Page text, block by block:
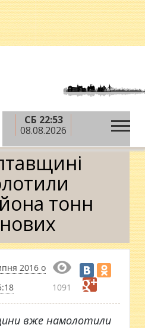
СБ 22:53
08.08.2026
Влада »На Полтавщині
тонн зернових
тонн
2016 о
1091
вже намолотили